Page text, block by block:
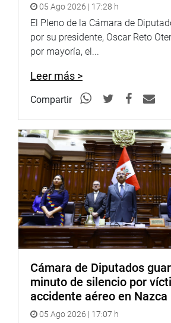
programar el reconocimiento a los
de nuestras Fuerzas Armadas que
en la lucha contra el terrorismo,
en su cuenta de Twitter.
Por su parte, la congresista Milagros
congresista Gladys Echaíz, realizaron
a la Beneficencia de Lima que
de 60 años a más en situación
05 Ago 2026 | 17:28 h
El Pleno de la Cámara de
por su presidente, Oscar Reto
por mayoría, el...
Leer más >
Compartir
Cámara de Diputados
minuto de silencio por
accidente aéreo en Nazca
05 Ago 2026 | 17:07 h